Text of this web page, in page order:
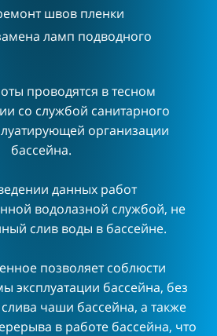
швов пленки
ламп подводного
проводятся в тесном
со службой санитарного
организации
бассейна.
данных работ
водолазной службой, не
слив воды в бассейне.
позволяет соблюсти
эксплуатации бассейна, без
чаши бассейна, а также
в работе бассейна, что